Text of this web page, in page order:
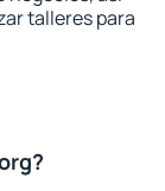
talleres para